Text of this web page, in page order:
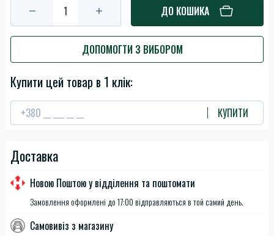
ДО КОШИКА
ДОПОМОГТИ З ВИБОРОМ
Купити цей товар в 1 клік:
КУПИТИ
Доставка
Новою Поштою у відділення та поштомати
Замовлення оформлені до 17:00 відправляються в той самий день.
Самовивіз з магазину